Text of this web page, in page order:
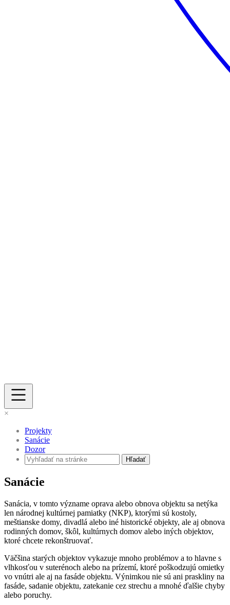
×
Projekty
Sanácie
Dozor
Hľadať
Sanácie
Sanácia, v tomto význame oprava alebo obnova objektu sa netýka
len národnej kultúrnej pamiatky (NKP), ktorými sú kostoly,
meštianske domy, divadlá alebo iné historické objekty, ale aj obnova
rodinných domov, škôl, kultúrnych domov alebo iných objektov,
ktoré chcete rekonštruovať.
Väčšina starých objektov vykazuje mnoho problémov a to hlavne s
vlhkosťou v suterénoch alebo na prízemí, ktoré poškodzujú omietky
vo vnútri ale aj na fasáde objektu. Výnimkou nie sú ani praskliny na
fasáde, sadanie objektu, zatekanie cez strechu a mnohé ďalšie chyby
alebo poruchy.